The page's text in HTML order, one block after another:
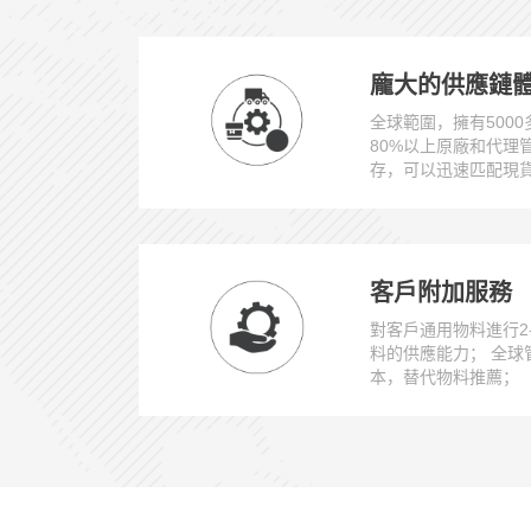
龐大的供應鏈
全球範圍，擁有5000
80%以上原廠和代理
存，可以迅速匹配現
客戶附加服務
對客戶通用物料進行
料的供應能力； 全球
本，替代物料推薦；